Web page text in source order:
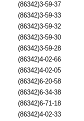
(86342)3-59-37
(86342)3-59-33
(86342)3-59-32
(86342)3-59-30
(86342)3-59-28
(86342)4-02-66
(86342)4-02-05
(86342)6-20-58
(86342)6-34-38
(86342)6-71-18
(86342)4-02-33